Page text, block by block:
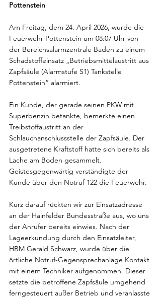
Pottenstein
Am Freitag, dem 24. April 2026, wurde die
Feuerwehr Pottenstein um 08:07 Uhr von
der Bereichsalarmzentrale Baden zu einem
Schadstoffeinsatz „Betriebsmittelaustritt aus
Zapfsäule (Alarmstufe S1) Tankstelle
Pottenstein“ alarmiert.
Ein Kunde, der gerade seinen PKW mit
Superbenzin betankte, bemerkte einen
Treibstoffaustritt an der
Schlauchanschlussstelle der Zapfsäule. Der
ausgetretene Kraftstoff hatte sich bereits als
Lache am Boden gesammelt.
Geistesgegenwärtig verständigte der
Kunde über den Notruf 122 die Feuerwehr.
Kurz darauf rückten wir zur Einsatzadresse
an der Hainfelder Bundesstraße aus, wo uns
der Anrufer bereits einwies. Nach der
Lageerkundung durch den Einsatzleiter,
HBM Gerald Schwarz, wurde über die
örtliche Notruf-Gegensprechanlage Kontakt
mit einem Techniker aufgenommen. Dieser
setzte die betroffene Zapfsäule umgehend
ferngesteuert außer Betrieb und veranlasste